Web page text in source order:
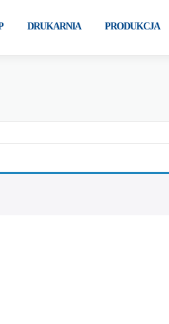
DRUKARNIA PRODUKCJA